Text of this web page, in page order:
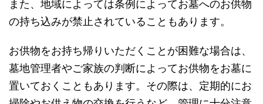
また、地域によっては条例によってお墓へのお供物
の持ち込みが禁止されていることもあります。
お供物をお持ち帰りいただくことが困難な場合は、
墓地管理者やご家族の判断によってお供物をお墓に
置いておくこともあります。その際は、定期的にお